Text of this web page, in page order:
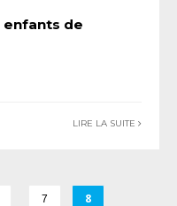
enfants de
LIRE LA SUITE
7 8